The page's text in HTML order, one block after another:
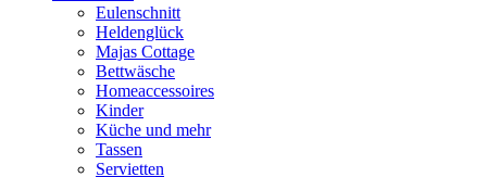
Eulenschnitt
Heldenglück
Majas Cottage
Bettwäsche
Homeaccessoires
Kinder
Küche und mehr
Tassen
Servietten